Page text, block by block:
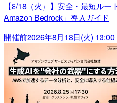
【8/18（火）】安全・最短ル
Amazon Bedrock」導入ガイド
開催前2026年8月18日(火) 13:00